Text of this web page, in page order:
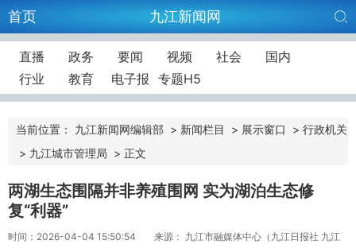
首页 九江新闻网
直播 政务 要闻 视频 社会
国内
行业
教育 电子报 专题H5
当前位置： 九江新闻网编辑部 > 新闻栏目 > 展示窗口 > 行政机关
> 九江城市管理局 > 正文
两湖生态围隔并非养殖围网 实为湖泊生态修
复“利器”
时间：2026-04-04 15:50:54
来源： 九江市融媒体中心（九江日报社 九江